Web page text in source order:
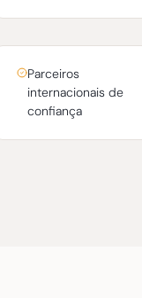
Parceiros
internacionais de
confiança